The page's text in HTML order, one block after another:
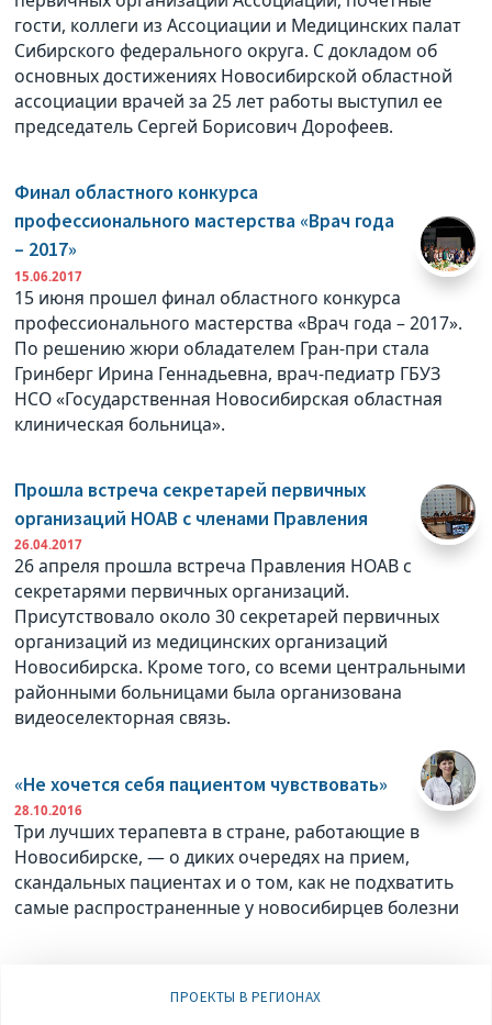
гости, коллеги из Ассоциации и Медицинских палат
Сибирского федерального округа. С докладом об
основных достижениях Новосибирской областной
ассоциации врачей за 25 лет работы выступил ее
председатель Сергей Борисович Дорофеев.
Финал областного конкурса
профессионального мастерства «Врач года
– 2017»
15.06.2017
15 июня прошел финал областного конкурса
профессионального мастерства «Врач года – 2017».
По решению жюри обладателем Гран-при стала
Гринберг Ирина Геннадьевна, врач-педиатр ГБУЗ
НСО «Государственная Новосибирская областная
клиническая больница».
Прошла встреча секретарей первичных
организаций НОАВ с членами Правления
26.04.2017
26 апреля прошла встреча Правления НОАВ с
секретарями первичных организаций.
Присутствовало около 30 секретарей первичных
организаций из медицинских организаций
Новосибирска. Кроме того, со всеми центральными
районными больницами была организована
видеоселекторная связь.
«Не хочется себя пациентом чувствовать»
28.10.2016
Три лучших терапевта в стране, работающие в
Новосибирске, — о диких очередях на прием,
скандальных пациентах и о том, как не подхватить
самые распространенные у новосибирцев болезни
ПРОЕКТЫ В РЕГИОНАХ